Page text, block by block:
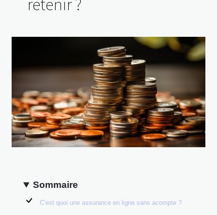
Sommaire
C’est quoi une assurance en ligne sans acompte ?